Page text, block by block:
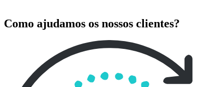
Como ajudamos os nossos clientes?